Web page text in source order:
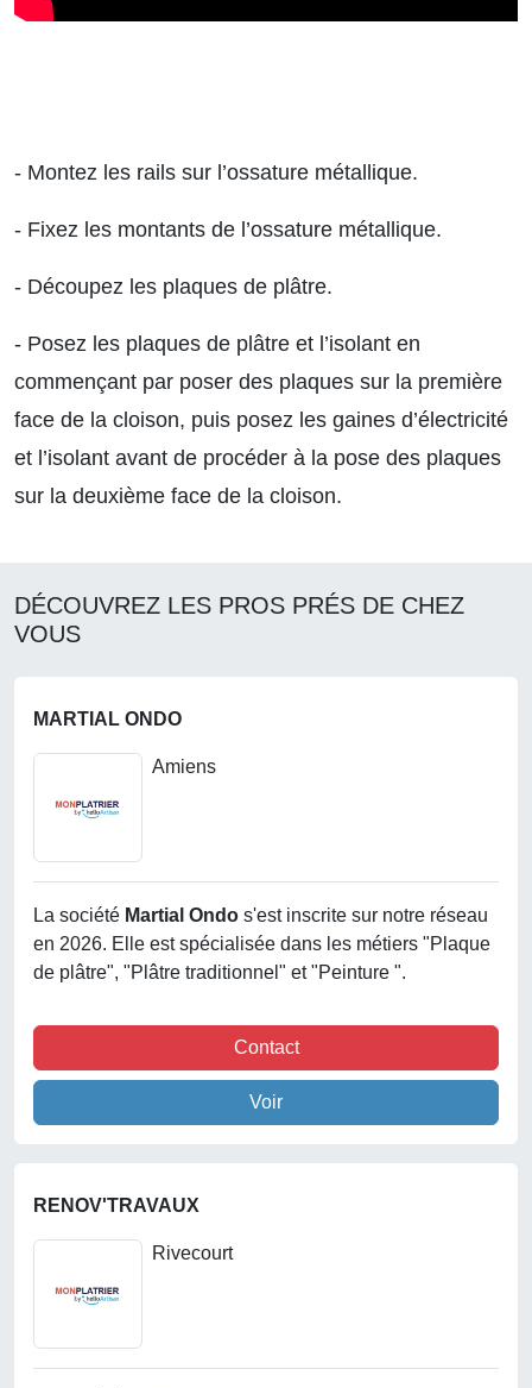
- Montez les rails sur l’ossature métallique.
- Fixez les montants de l’ossature métallique.
- Découpez les plaques de plâtre.
- Posez les plaques de plâtre et l’isolant en
commençant par poser des plaques sur la première
face de la cloison, puis posez les gaines d’électricité
et l’isolant avant de procéder à la pose des plaques
sur la deuxième face de la cloison.
DÉCOUVREZ LES PROS PRÉS DE CHEZ
VOUS
MARTIAL ONDO
Amiens
La société Martial Ondo s'est inscrite sur notre réseau
en 2026. Elle est spécialisée dans les métiers "Plaque
de plâtre", "Plâtre traditionnel" et "Peinture ".
Contact
Voir
RENOV'TRAVAUX
Rivecourt